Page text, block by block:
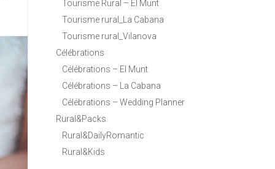
Tourisme Rural – El Munt
Tourisme rural_La Cabana
Tourisme rural_Vilanova
Célébrations
Célébrations – El Munt
Célébrations – La Cabana
Célébrations – Wedding Planner
Rural&Packs
Rural&DailyRomantic
Rural&Kids